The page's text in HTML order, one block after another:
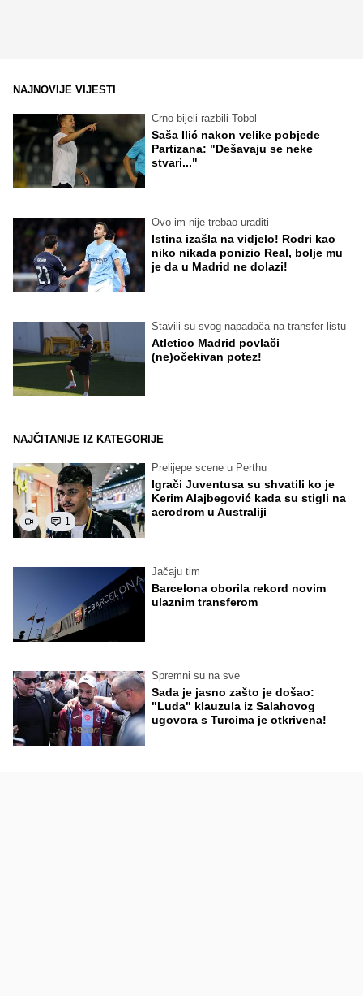
NAJNOVIJE VIJESTI
Crno-bijeli razbili Tobol
Saša Ilić nakon velike pobjede
Partizana: "Dešavaju se neke
stvari..."
Ovo im nije trebao uraditi
Istina izašla na vidjelo! Rodri kao
niko nikada ponizio Real, bolje mu
je da u Madrid ne dolazi!
Stavili su svog napadača na transfer listu
Atletico Madrid povlači
(ne)očekivan potez!
NAJČITANIJE IZ KATEGORIJE
1
Prelijepe scene u Perthu
Igrači Juventusa su shvatili ko je
Kerim Alajbegović kada su stigli na
aerodrom u Australiji
Jačaju tim
Barcelona oborila rekord novim
ulaznim transferom
Spremni su na sve
Sada je jasno zašto je došao:
"Luda" klauzula iz Salahovog
ugovora s Turcima je otkrivena!